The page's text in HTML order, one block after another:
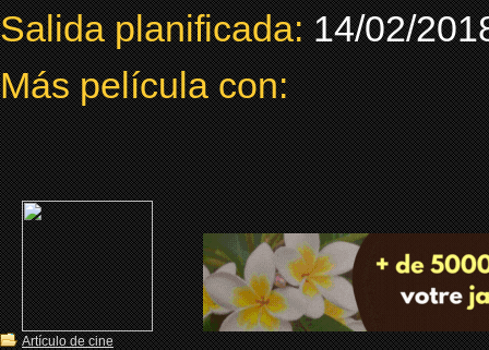
Salida planificada:14/02/
Más película con:
Artículo de cine